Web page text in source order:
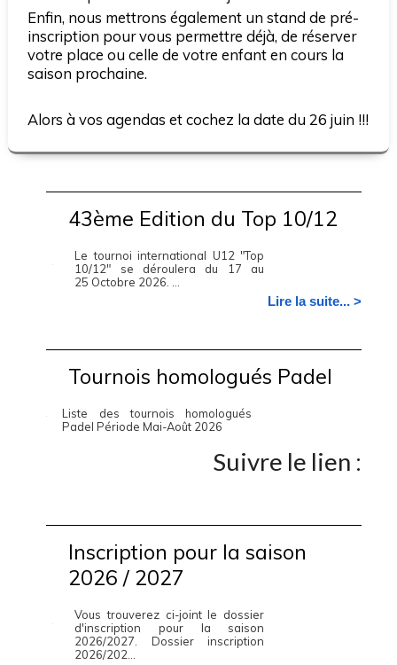
Enfin, nous mettrons également un stand de pré-
inscription pour vous permettre déjà, de réserver
votre place ou celle de votre enfant en cours la
saison prochaine.
Alors à vos agendas et cochez la date du 26 juin !!!
43ème Edition du Top 10/12
Le tournoi international U12 "Top
10/12" se déroulera du 17 au
25 Octobre 2026. ...
Lire la suite... >
Tournois homologués Padel
Liste des tournois homologués
Padel Période Mai-Août 2026
Suivre le lien :
Inscription pour la saison
2026 / 2027
Vous trouverez ci-joint le dossier
d'inscription pour la saison
2026/2027. Dossier inscription
2026/202...